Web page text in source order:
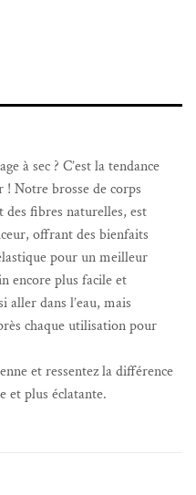
à sec ? C’est la tendance
Notre brosse de corps
fibres naturelles, est
offrant des bienfaits
pour un meilleur
encore plus facile et
aller dans l’eau, mais
chaque utilisation pour
et ressentez la différence
et plus éclatante.